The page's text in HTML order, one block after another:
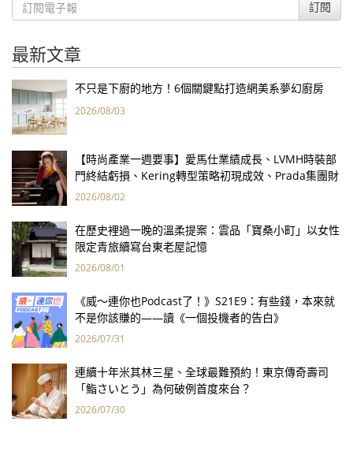
訂閱
最新文章
不只是下廚的地方！6個關鍵點打造網美系夢幻廚房
2026/08/03
【時尚產業一週要事】愛馬仕業績成長、LVMH時裝部
門終結虧損、Kering轉型策略初現成效、Prada集團財
報亮眼
2026/08/02
在歷史裡過一晚的溫柔提案：雲品「寶桑小町」以女性
限定青旅續寫台東老屋記憶
2026/08/01
《威～連你也Podcast了！》S21E9：有些錢，本來就
不是你該賺的——讀《一個投機者的告白》
2026/07/31
連續十年米其林三星、全球最難預約！東京傳奇壽司
「鮨さいとう」為何破例首度來台？
2026/07/30